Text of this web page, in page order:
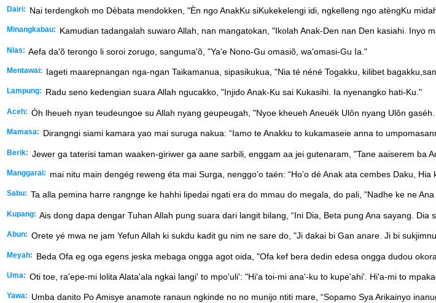
Dairi: Nai terdengkoh mo Dèbata mendokken, "Èn ngo AnakKu siKukekelengi idi, ngkelleng ngo atèngKu
Minangkabau: Kamudian tadangalah suwaro Allah, nan mangatokan, "Ikolah Anak-Den nan Den kasiahi. Inyo
Nias: Aefa da'õ terongo li soroi zorugo, sanguma'õ, "Ya'e Nono-Gu omasiõ, wa'omasi-Gu Ia."
Mentawai: Iageti maarepnangan nga-ngan Taikamanua, sipasikukua, "Nia té néné Togakku, kilibet
Lampung: Radu seno kedengian suara Allah ngucakko, "Injido Anak-Ku sai Kukasihi. Ia nyenangko hati-Ku."
Aceh: Óh lheueh nyan teudeungoe su Allah nyang geupeugah, "Nyoe kheueh Aneuëk Ulôn nyang Ulôn
Mamasa: Dirangngi siami kamara yao mai suruga nakua: “Iamo te Anakku to kukamaseie anna to
Berik: Jewer ga taterisi taman waaken-giriwer ga aane sarbili, enggam aa jei gutenaram, "Tane aaiserem ba
Manggarai: mai nitu main dengég reweng éta mai Surga, nenggo’o taén: “Ho’o dé Anak ata cembes Daku, Hia
Sabu: Ta alla pemina harre rangnge ke hahhi lipedai ngati era do mmau do megala, do pali, "Nadhe ke ne
Kupang: Ais dong dapa dengar Tuhan Allah pung suara dari langit bilang, “Ini Dia, Beta pung Ana sayang. Dia
Abun: Orete yé mwa ne jam Yefun Allah ki sukdu kadit gu nim ne sare do, "Ji dakai bi Gan anare. Ji bi
Meyah: Beda Ofa eg oga egens jeska mebaga ongga agot oida, "Ofa kef bera dedin edesa ongga dudou
Uma: Oti toe, ra'epe-mi lolita Alata'ala ngkai langi' to mpo'uli': "Hi'a toi-mi ana'-ku to kupe'ahi'. Hi'a-mi to
Yawa: Umba danito Po Amisye anamote ranaun ngkinde no no munijo ntiti mare, “Sopamo Sya Arikainyo